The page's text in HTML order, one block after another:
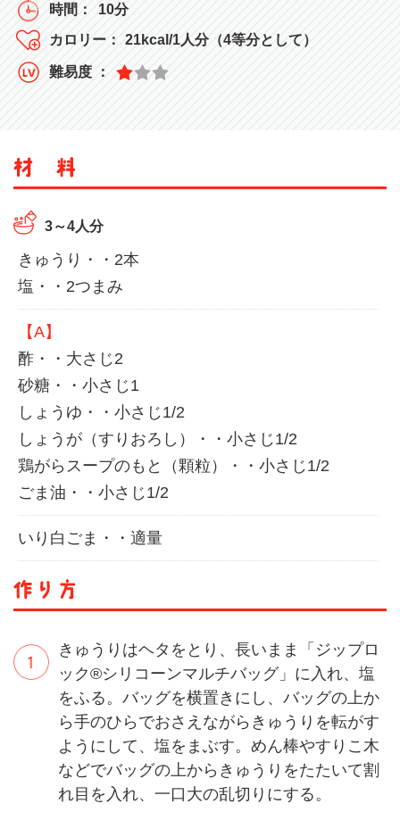
10分
21kcal/1人分（4等分として）
3～4人分
きゅうり・・2本
塩・・2つまみ
【A】
酢・・大さじ2
砂糖・・小さじ1
しょうゆ・・小さじ1/2
しょうが（すりおろし）・・小さじ1/2
鶏がらスープのもと（顆粒）・・小さじ1/2
ごま油・・小さじ1/2
いり白ごま・・適量
きゅうりはヘタをとり、長いまま「ジップロ
ック®シリコーンマルチバッグ」に入れ、塩
をふる。バッグを横置きにし、バッグの上か
ら手のひらでおさえながらきゅうりを転がす
ようにして、塩をまぶす。めん棒やすりこ木
などでバッグの上からきゅうりをたたいて割
れ目を入れ、一口大の乱切りにする。